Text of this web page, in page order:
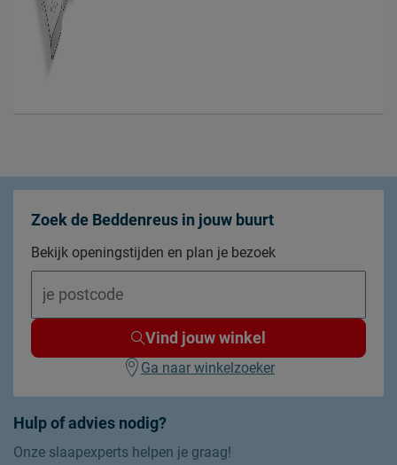
Hulp of advies nodig?
Onze slaapexperts helpen je graag!
Zoek de Beddenreus in jouw buurt
Bekijk openingstijden en plan je bezoek
Vind jouw winkel
Ga naar winkelzoeker